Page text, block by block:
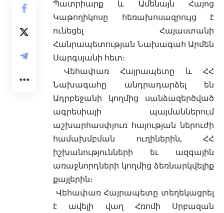
Պատրիարք և Ամենայն Հայոց
Կաթողիկոսը հեռախոսազրույց է
ունեցել Հայաստանի
Հանրապետության Նախագահ Արմեն
Սարգսյանի հետ։
Վեհափառ Հայրապետը և ՀՀ
Նախագահը անդրադարձել են
Ադրբեջանի կողմից սանձազերծված
ագրեսիայի պայմաններում
աշխարհասփյուռ հայության ներուժի
համախմբման ուղիներին, ՀՀ
իշխանությունների եւ ազգային
առաջնորդների կողմից ձեռնարկվելիք
քայլերին։
Վեհափառ Հայրապետը տեղեկացրել
է ավելի վաղ Հռոմի Սրբազան